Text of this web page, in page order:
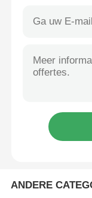
Plastic PP-plaat
Holle de
ANDERE